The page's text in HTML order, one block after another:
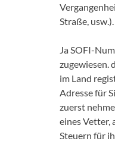
Straße, usw.).
Ja SOFI-
zugewiesen.
im Land
Adresse für
zuerst
eines Vetter,
Steuern für